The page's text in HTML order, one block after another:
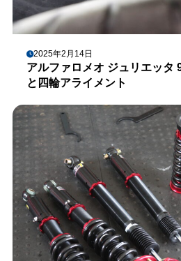
2025年2月14日
アルファロメオ ジュリエッタ
と四輪アライメント